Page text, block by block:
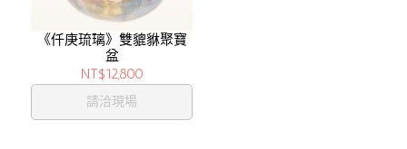
《仟庚琉璃》雙貔貅聚寶
盆
NT$12,800
請洽現場